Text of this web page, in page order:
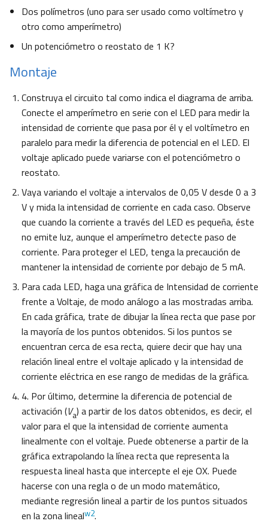
Dos polímetros (uno para ser usado como voltímetro y
otro como amperímetro)
Un potenciómetro o reostato de 1 K?
Montaje
Construya el circuito tal como indica el diagrama de arriba.
Conecte el amperímetro en serie con el LED para medir la
intensidad de corriente que pasa por él y el voltímetro en
paralelo para medir la diferencia de potencial en el LED. El
voltaje aplicado puede variarse con el potenciómetro o
reostato.
Vaya variando el voltaje a intervalos de 0,05 V desde 0 a 3
V y mida la intensidad de corriente en cada caso. Observe
que cuando la corriente a través del LED es pequeña, éste
no emite luz, aunque el amperímetro detecte paso de
corriente. Para proteger el LED, tenga la precaución de
mantener la intensidad de corriente por debajo de 5 mA.
Para cada LED, haga una gráfica de Intensidad de corriente
frente a Voltaje, de modo análogo a las mostradas arriba.
En cada gráfica, trate de dibujar la línea recta que pase por
la mayoría de los puntos obtenidos. Si los puntos se
encuentran cerca de esa recta, quiere decir que hay una
relación lineal entre el voltaje aplicado y la intensidad de
corriente eléctrica en ese rango de medidas de la gráfica.
4. Por último, determine la diferencia de potencial de
activación (Va) a partir de los datos obtenidos, es decir, el
valor para el que la intensidad de corriente aumenta
linealmente con el voltaje. Puede obtenerse a partir de la
gráfica extrapolando la línea recta que representa la
respuesta lineal hasta que intercepte el eje OX. Puede
hacerse con una regla o de un modo matemático,
mediante regresión lineal a partir de los puntos situados
en la zona linealw2.